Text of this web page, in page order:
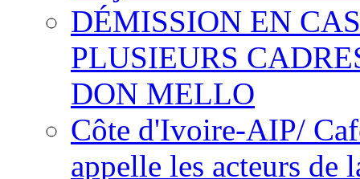
DÉMISSION EN
PLUSIEURS
DON MELLO
Côte d'Ivoire-AIP/
appelle les acteurs de